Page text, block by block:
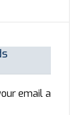
email a